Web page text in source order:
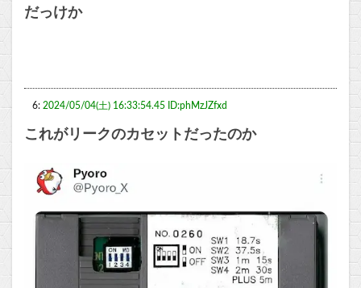
だっけか
6: 2024/05/04(土) 16:33:54.45 ID:phMzJZfxd
これがリークのカセットだったのか